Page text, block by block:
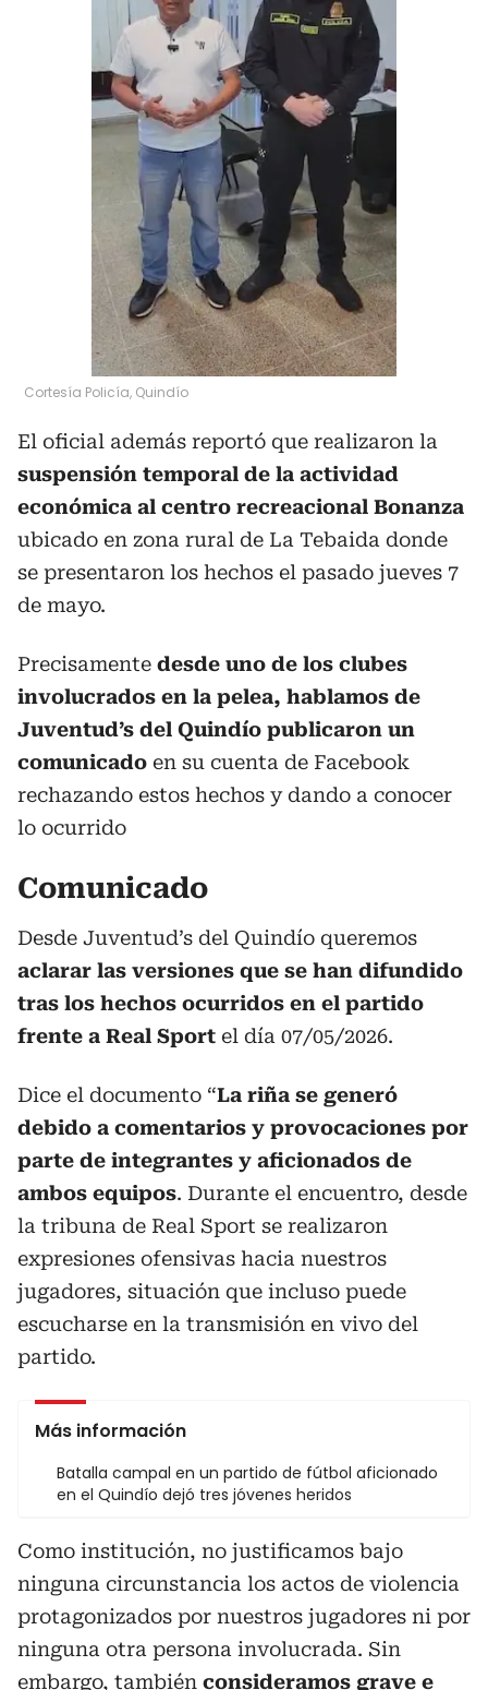
Cortesía Policía, Quindío
El oficial además reportó que realizaron la
suspensión temporal de la actividad
económica al centro recreacional Bonanza
ubicado en zona rural de La Tebaida donde
se presentaron los hechos el pasado jueves 7
de mayo.
Precisamente desde uno de los clubes
involucrados en la pelea, hablamos de
Juventud’s del Quindío publicaron un
comunicado en su cuenta de Facebook
rechazando estos hechos y dando a conocer
lo ocurrido
Comunicado
Desde Juventud’s del Quindío queremos
aclarar las versiones que se han difundido
tras los hechos ocurridos en el partido
frente a Real Sport el día 07/05/2026.
Dice el documento “La riña se generó
debido a comentarios y provocaciones por
parte de integrantes y aficionados de
ambos equipos. Durante el encuentro, desde
la tribuna de Real Sport se realizaron
expresiones ofensivas hacia nuestros
jugadores, situación que incluso puede
escucharse en la transmisión en vivo del
partido.
Más información
Batalla campal en un partido de fútbol aficionado
en el Quindío dejó tres jóvenes heridos
Como institución, no justificamos bajo
ninguna circunstancia los actos de violencia
protagonizados por nuestros jugadores ni por
ninguna otra persona involucrada. Sin
embargo, también consideramos grave e